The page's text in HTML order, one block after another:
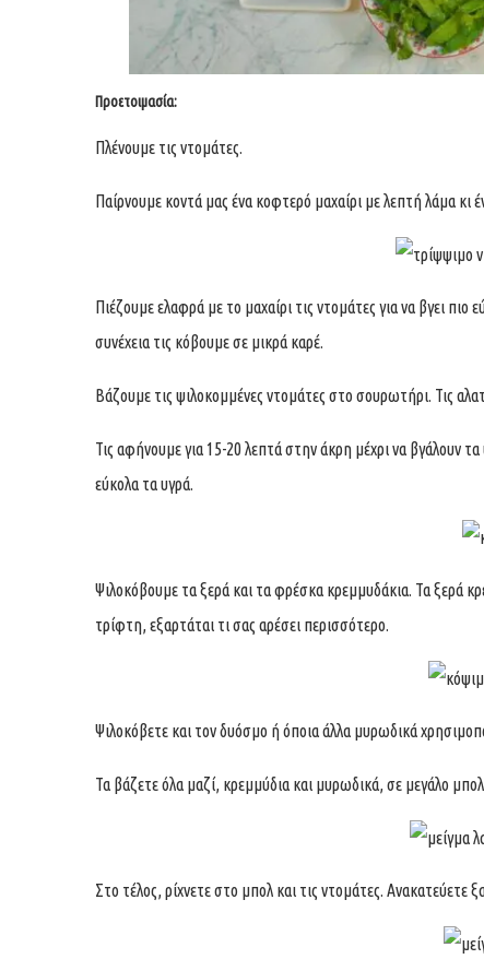
Προετοιμασία:
Πλένουμε τις ντομάτες.
Παίρνουμε κοντά μας ένα κοφτερό μαχαίρι με λεπτή λάμα κι
Πιέζουμε ελαφρά με το μαχαίρι τις ντομάτες για να βγει
συνέχεια τις κόβουμε σε μικρά καρέ.
Βάζουμε τις ψιλοκομμένες ντομάτες στο σουρωτήρι. Τις
Τις αφήνουμε για 15-20 λεπτά στην άκρη μέχρι να βγάλουν
εύκολα τα υγρά.
Ψιλοκόβουμε τα ξερά και τα φρέσκα κρεμμυδάκια. Τα ξερά
τρίφτη, εξαρτάται τι σας αρέσει περισσότερο.
Ψιλοκόβετε και τον δυόσμο ή όποια άλλα μυρωδικά
Τα βάζετε όλα μαζί, κρεμμύδια και μυρωδικά, σε μεγάλο
Στο τέλος, ρίχνετε στο μπολ και τις ντομάτες. Ανακατεύετε